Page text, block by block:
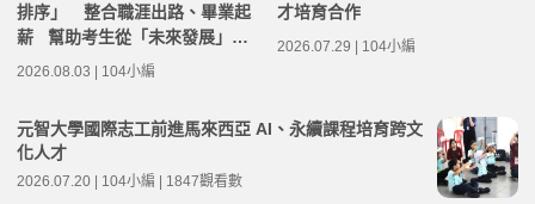
排序」 整合職涯出路、畢業起
薪 幫助考生從「未來發展」選
填關鍵志願
2026.08.03 | 104小編
才培育合作
2026.07.29 | 104小編
元智大學國際志工前進馬來西亞 AI、永續課程培育跨文
化人才
2026.07.20 | 104小編 | 1847觀看數